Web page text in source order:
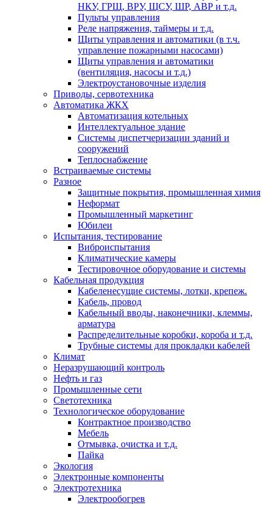
НКУ, ГРЩ, ВРУ, ЩСУ, ШР, АВР и т.д.
Пульты управления
Реле напряжения, таймеры и т.д.
Щиты управления и автоматики (в т.ч.
управление пожарными насосами)
Щиты управления и автоматики
(вентиляция, насосы и т.д.)
Электроустановочные изделия
Приводы, сервотехника
Автоматика ЖКХ
Автоматизация котельных
Интеллектуальное здание
Системы диспетчеризации зданий и
сооружений
Теплоснабжение
Встраиваемые системы
Разное
Защитные покрытия, промышленная химия
Неформат
Промышленный маркетинг
Юбилеи
Испытания, тестирование
Виброиспытания
Климатические камеры
Тестировочное оборудование и системы
Кабельная продукция
Кабеленесущие системы, лотки, крепеж.
Кабель, провод
Кабельный вводы, наконечники, клеммы,
арматура
Распределительные коробки, короба и т.д.
Трубные системы для прокладки кабелей
Климат
Неразрушающий контроль
Нефть и газ
Промышленные сети
Светотехника
Технологическое оборудование
Контрактное производство
Мебель
Отмывка, очистка и т.д.
Пайка
Экология
Электронные компоненты
Электротехника
Электрообогрев